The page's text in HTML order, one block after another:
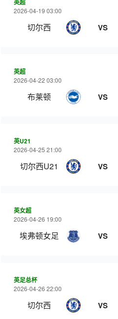
英超
2026-04-19 03:00
切尔西 VS
英超
2026-04-22 03:00
布莱顿 VS
英U21
2026-04-25 21:00
切尔西U21 VS
英女超
2026-04-26 19:00
埃弗顿女足 VS
英足总杯
2026-04-26 22:00
切尔西 VS